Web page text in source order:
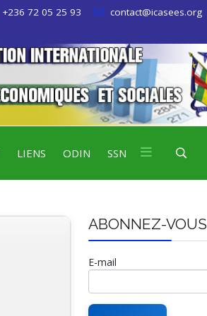
+236 72 05 25 93 contact@icasees.org
LIENS ODIN SSN
ABONNEZ-VOUS
E-mail